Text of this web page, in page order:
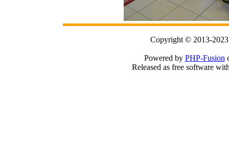
Copyright © 2013-
Powered by PHP-Fusion
Released as free software